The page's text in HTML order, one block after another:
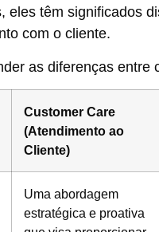
eles têm significados
com o cliente.
as diferenças entre
Customer Care
(Atendimento ao
Cliente)
Uma abordagem
estratégica e proativa